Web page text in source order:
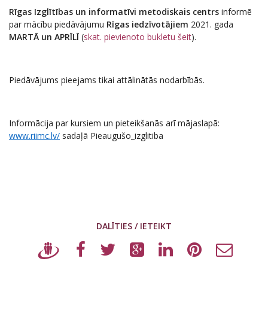
Rīgas Izglītības un informatīvi metodiskais centrs informē
par mācību piedāvājumu Rīgas iedzīvotājiem 2021. gada
MARTĀ un APRĪLĪ (skat. pievienoto bukletu šeit).
Piedāvājums pieejams tikai attālinātās nodarbībās.
Informācija par kursiem un pieteikšanās arī mājaslapā:
www.riimc.lv/ sadaļā Pieaugušo_izglitiba
DALĪTIES / IETEIKT